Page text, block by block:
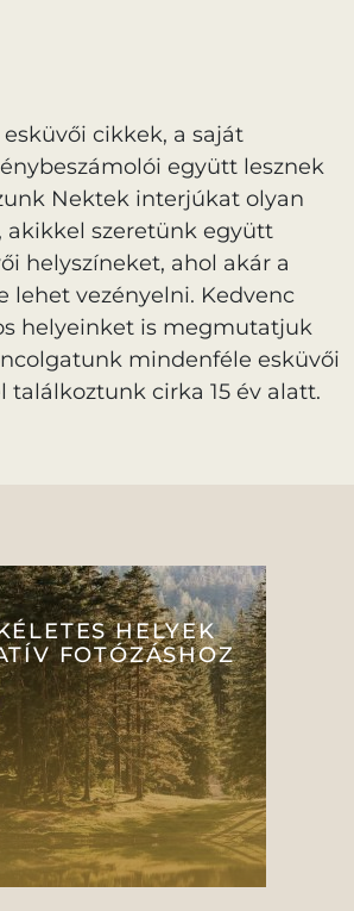
cikkek, a saját
együtt lesznek
Nektek interjúkat olyan
akikkel szeretünk együtt
helyszíneket, ahol akár a
lehet vezényelni. Kedvenc
helyeinket is megmutatjuk
mindenféle esküvői
találkoztunk cirka 15 év alatt.
HELYEK
FOTÓZÁSHOZ